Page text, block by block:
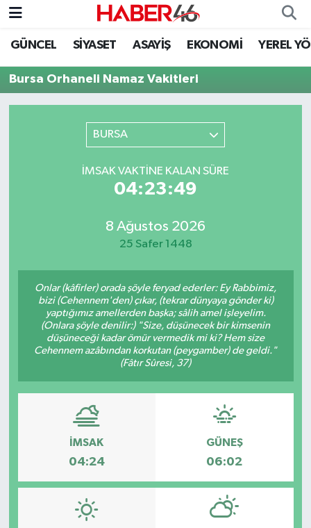
GÜNCEL SİYASET ASAYİŞ EKONOMİ YEREL
Bursa Orhaneli Namaz Vakitleri
BURSA
İMSAK VAKTINE KALAN SÜRE
04:23:49
8 Ağustos 2026
25 Safer 1448
Onlar (kâfirler) orada şöyle feryad ederler: Ey Rabbimiz,
bizi (Cehennem'den) çıkar, (tekrar dünyaya gönder ki)
yaptığımız amellerden başka; sâlih amel işleyelim.
(Onlara şöyle denilir:) "Size, düşünecek bir kimsenin
düşüneceği kadar ömür vermedik mi ki? Hem size
Cehennem azâbından korkutan (peygamber) de geldi."
(Fâtır Sûresi, 37)
İMSAK
04:24
GÜNEŞ
06:02
GÜNCEL
EKONOMİ
EĞİTİM
İLÇE HABERLERİ
KÜLTÜR-SANAT
DÜNYA
MAGAZİN
Nöbetçi Eczaneler
Kahramanmaraş Namaz Vakitleri
Süper Lig Puan Durumu ve Fikstür
Tüm Manşetler
Haber Arşivi